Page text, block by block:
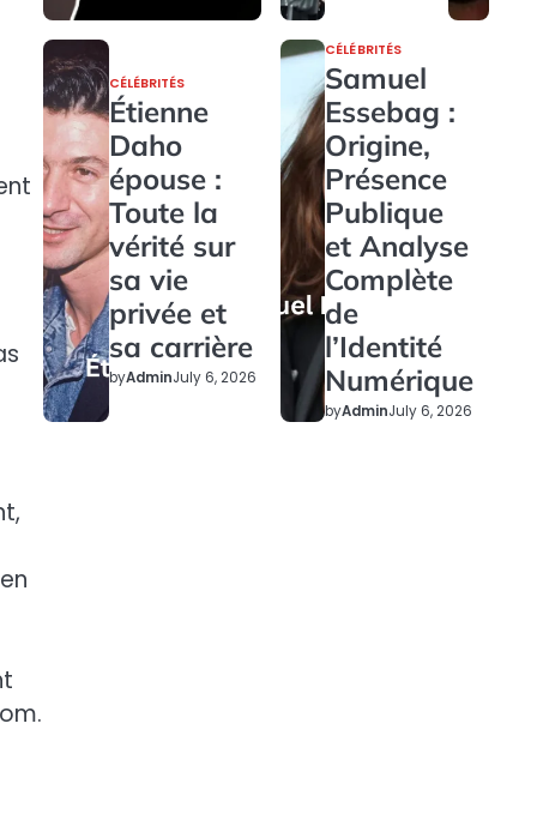
CÉLÉBRITÉS
Étienne
Daho
épouse :
Toute la
vérité sur
sa vie
privée et
sa carrière
byAdminJuly 6, 2026
CÉLÉBRITÉS
Samuel
Essebag :
Origine,
Présence
Publique
et Analyse
Complète
de
l’Identité
Numérique
byAdminJuly 6, 2026